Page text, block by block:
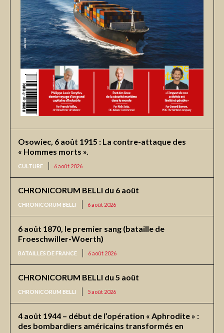
Osowiec, 6 août 1915 : La contre-attaque des
« Hommes morts ».
CULTURE 6 août 2026
CHRONICORUM BELLI du 6 août
CHRONICORUM BELLI 6 août 2026
6 août 1870, le premier sang (bataille de
Froeschwiller-Woerth)
BATAILLES DE FRANCE 6 août 2026
CHRONICORUM BELLI du 5 août
CHRONICORUM BELLI 5 août 2026
4 août 1944 – début de l’opération « Aphrodite » :
des bombardiers américains transformés en